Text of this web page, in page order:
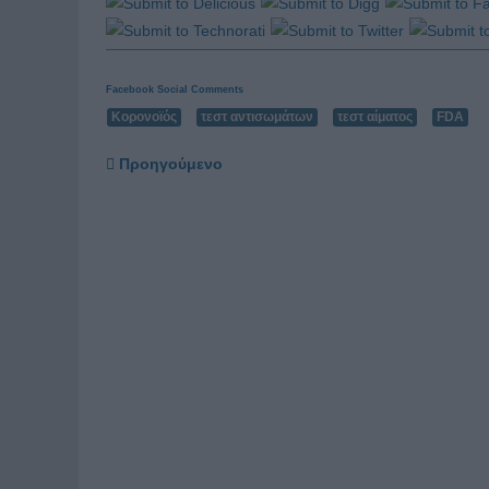
Facebook Social Comments
Κορονοϊός τεστ αντισωμάτων τεστ αίματος FDA
Προηγούμενο